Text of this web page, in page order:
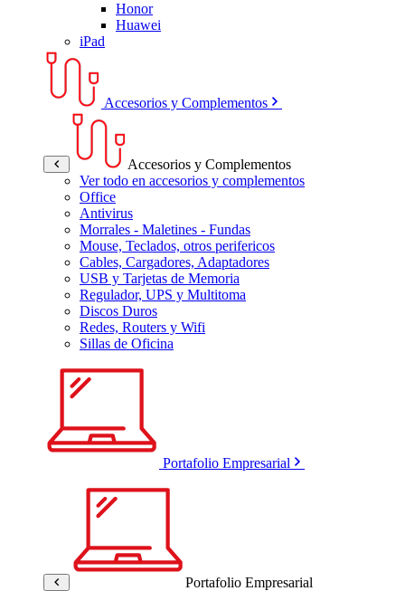
Honor
Huawei
iPad
Accesorios y Complementos
Accesorios y Complementos
Ver todo en accesorios y complementos
Office
Antivirus
Morrales - Maletines - Fundas
Mouse, Teclados, otros perifericos
Cables, Cargadores, Adaptadores
USB y Tarjetas de Memoria
Regulador, UPS y Multitoma
Discos Duros
Redes, Routers y Wifi
Sillas de Oficina
Portafolio Empresarial
Portafolio Empresarial